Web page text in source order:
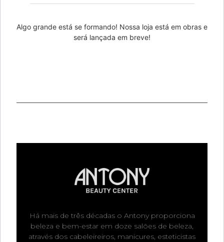
Algo grande está se formando! Nossa loja está em obras e
será lançada em breve!
Há mais de três décadas o Antony proporciona
beleza e bem-estar em doze salões de beleza,
através dos cabeleireiros, manicures, esteticistas